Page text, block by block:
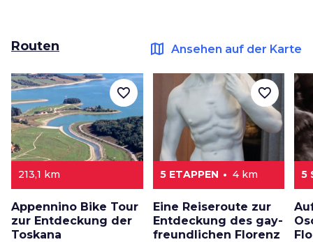
Routen map Ansehen auf der Karte
213,1 km
Appennino Bike Tour
zur Entdeckung der
Toskana
favorite_border
5 ETAPPEN 4 km
Eine Reiseroute zur
Entdeckung des gay-
freundlichen Florenz
favorite_border
5